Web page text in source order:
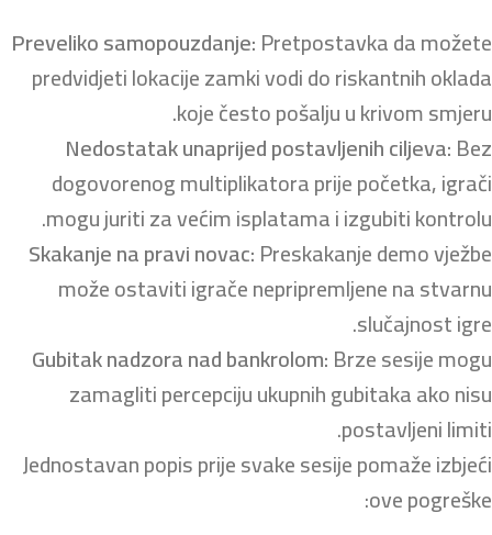
Preveliko samopouzdanje:Pretpostavka da možete
predvidjeti lokacije zamki vodi do riskantnih oklada
koje često pošalju u krivom smjeru.
Nedostatak unaprijed postavljenih ciljeva:Bez
dogovorenog multiplikatora prije početka, igrači
mogu juriti za većim isplatama i izgubiti kontrolu.
Skakanje na pravi novac:Preskakanje demo vježbe
može ostaviti igrače nepripremljene na stvarnu
slučajnost igre.
Gubitak nadzora nad bankrolom:Brze sesije mogu
zamagliti percepciju ukupnih gubitaka ako nisu
postavljeni limiti.
Jednostavan popis prije svake sesije pomaže izbjeći
ove pogreške: